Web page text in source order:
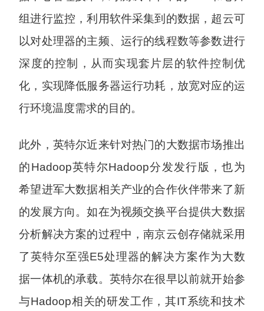
组进行监控，利用软件采集到的数据，超云可
以对处理器的主频、运行的线程数等参数进行
深度的控制，从而实现套片层的软件控制优
化，实现降低服务器运行功耗，放宽对应的运
行环境温度需求的目的。
此外，英特尔近来针对热门的大数据市场推出
的Hadoop英特尔Hadoop分发发行版，也为
希望进军大数据相关产业的合作伙伴带来了新
的发展方向。如在为视频交换平台提供大数据
分析解决方案的过程中，南京云创存储就采用
了英特尔至强E5处理器的解决方案作为大数
据一体机的承载。英特尔在很早以前就开始参
与Hadoop相关的研发工作，其IT系统和技术